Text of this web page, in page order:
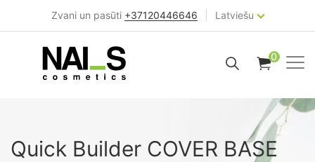
Zvani un pasūti +37120446646 Latviešu
0
Quick Builder COVER BASE